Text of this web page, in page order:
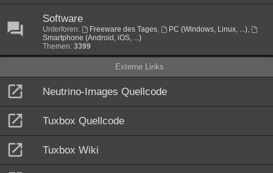
Software
Unterforen: Freeware des Tages, PC (Windows, Linux, ...),
Smartphone (Android, iOS, ...)
Themen: 3399
Externe Links
Neutrino-Images Quellcode
Tuxbox Quellcode
Tuxbox Wiki